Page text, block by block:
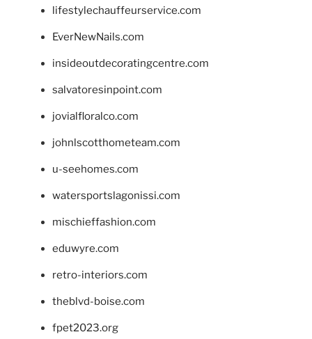
lifestylechauffeurservice.com
EverNewNails.com
insideoutdecoratingcentre.com
salvatoresinpoint.com
jovialfloralco.com
johnlscotthometeam.com
u-seehomes.com
watersportslagonissi.com
mischieffashion.com
eduwyre.com
retro-interiors.com
theblvd-boise.com
fpet2023.org